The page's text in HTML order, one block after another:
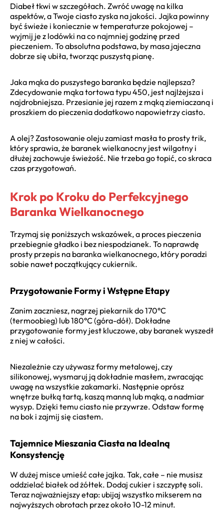
Diabeł tkwi w szczegółach. Zwróć uwagę na kilka
aspektów, a Twoje ciasto zyska na jakości. Jajka powinny
być świeże i koniecznie w temperaturze pokojowej –
wyjmij je z lodówki na co najmniej godzinę przed
pieczeniem. To absolutna podstawa, by masa jajeczna
dobrze się ubiła, tworząc puszystą pianę.
Jaka mąka do puszystego baranka będzie najlepsza?
Zdecydowanie mąka tortowa typu 450, jest najlżejsza i
najdrobniejsza. Przesianie jej razem z mąką ziemiaczaną i
proszkiem do pieczenia dodatkowo napowietrzy ciasto.
A olej? Zastosowanie oleju zamiast masła to prosty trik,
który sprawia, że baranek wielkanocny jest wilgotny i
dłużej zachowuje świeżość. Nie trzeba go topić, co skraca
czas przygotowań.
Krok po Kroku do Perfekcyjnego
Baranka Wielkanocnego
Trzymaj się poniższych wskazówek, a proces pieczenia
przebiegnie gładko i bez niespodzianek. To naprawdę
prosty przepis na baranka wielkanocnego, który poradzi
sobie nawet początkujący cukiernik.
Przygotowanie Formy i Wstępne Etapy
Zanim zaczniesz, nagrzej piekarnik do 170°C
(termoobieg) lub 180°C (góra-dół). Dokładne
przygotowanie formy jest kluczowe, aby baranek wyszedł
z niej w całości.
Niezależnie czy używasz formy metalowej, czy
silikonowej, wysmaruj ją dokładnie masłem, zwracając
uwagę na wszystkie zakamarki. Następnie oprósz
wnętrze bułką tartą, kaszą manną lub mąką, a nadmiar
wysyp. Dzięki temu ciasto nie przywrze. Odstaw formę
na bok i zajmij się ciastem.
Tajemnice Mieszania Ciasta na Idealną
Konsystencję
W dużej misce umieść całe jajka. Tak, całe – nie musisz
oddzielać białek od żółtek. Dodaj cukier i szczyptę soli.
Teraz najważniejszy etap: ubijaj wszystko mikserem na
najwyższych obrotach przez około 10-12 minut.